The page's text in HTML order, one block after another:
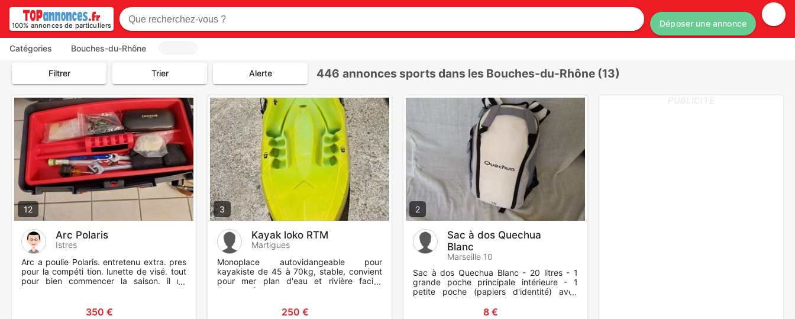
100% annonces de particuliers Déposer une annonce
Catégories Bouches-du-Rhône
Filtrer Trier Alerte 446 annonces sports dans les Bouches-du-Rhône (13)
12
Arc Polaris
Istres
Arc a poulie Polaris. entretenu extra. pres
pour la compéti tion. lunette de visé. tout
pour bien commencer la saison. il ne
manque rien. caisse de rangement.
350 €
3
Kayak loko RTM
Martigues
Monoplace autovidangeable pour
kayakiste de 45 à 70kg, stable, convient
pour mer plan d'eau et rivière facile.
Entreposé en garage sur barres
250 €
2
Sac à dos Quechua
Blanc
Marseille 10
Sac à dos Quechua Blanc - 20 litres - 1
grande poche principale intérieure - 1
petite poche (papiers d'identité) avec
fermeture éclair à l'entrée de cette grande
8 €
PUBLICITE